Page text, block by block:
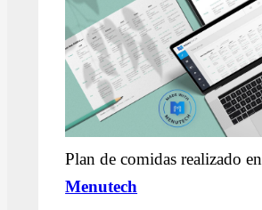
Plan de comidas realizado en
Menutech